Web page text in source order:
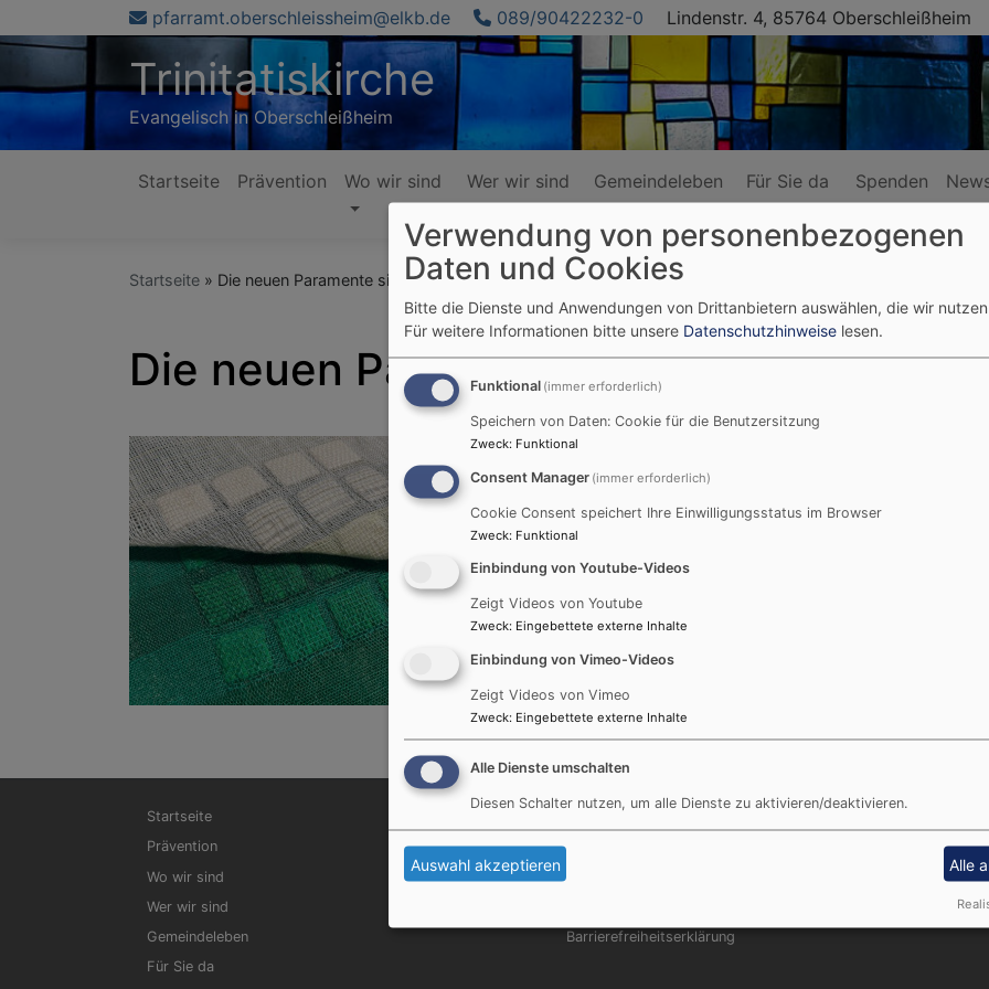
zum
pfarramt.oberschleissheim@elkb.de 089/90422232-0 Lindenstr. 4, 85764 Oberschleißheim
Trinitatiskirche
Evangelisch in Oberschleißheim
Hauptnavigation
Startseite Prävention Wo wir sind Wer wir sind Gemeindeleben Für Sie da Spenden
Startseite Die neuen Paramente sind da!
Die neuen Paramente sind da!
Im Gottesdienst diesen
,
Kanzel zum ersten Mal hängen! Auf dem Foto sehen Sie
handgefertigten Kunstwerke aus der
versammeln wir uns am Sonntag um den Altar mit dem
stoßen wir gemeinsam an auf diesen Meilenstein
Spätestens im Frühjahr werden dann die Tücher in
roten Tuches werden die Namen der Spender:innen
Kosten beteiligen. Achtung: die Namensliste muss bald
beteiligen will, möge sich doch bitte bald melden!
Hauptnavigation
Startseite
Prävention
Wo wir sind
Wer wir sind
Gemeindeleben
Für Sie da
Fußbereichsmenü
Barrierefreiheitserklärung
Verwendung von personenbezogenen
Daten und Cookies
Bitte die Dienste und Anwendungen von Drittanbietern auswählen, die wir nutzen
Für weitere Informationen bitte unsere Datenschutzhinweise lesen.
Funktional (immer erforderlich)
Speichern von Daten: Cookie für die Benutzersitzung
Zweck: Funktional
Consent Manager (immer erforderlich)
Cookie Consent speichert Ihre Einwilligungsstatus im Browser
Zweck: Funktional
Einbindung von Youtube-Videos
Zeigt Videos von Youtube
Zweck: Eingebettete externe Inhalte
Einbindung von Vimeo-Videos
Zeigt Videos von Vimeo
Zweck: Eingebettete externe Inhalte
Alle Dienste umschalten
Diesen Schalter nutzen, um alle Dienste zu aktivieren/deaktivieren.
Auswahl akzeptieren Alle